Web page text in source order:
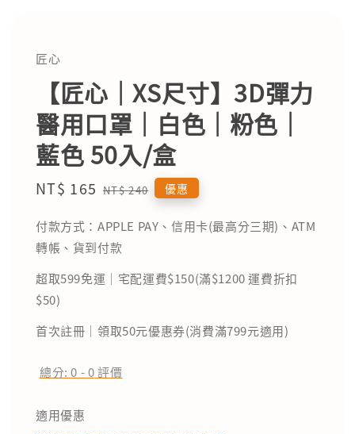
匠心
【匠心｜XS尺寸】3D彈力
醫用口罩｜白色｜粉色｜
藍色 50入/盒
Sale
NT$ 165 Regular
NT$ 240 優惠
付款方式：APPLE PAY、信用卡(最高分三期)、ATM
轉帳、貨到付款
超取599免運｜宅配運費$150(滿$1200 運費折扣
$50)
首次註冊｜領取50元優惠券(消費滿799元適用)
總分:0 -0評價
適用優惠